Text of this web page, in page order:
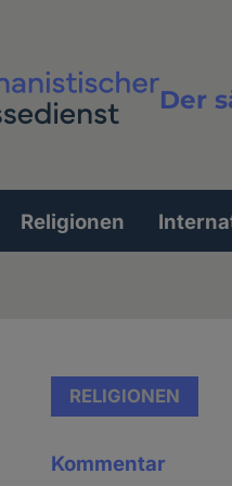
Der
Religionen
RELIGIONEN
Kommentar